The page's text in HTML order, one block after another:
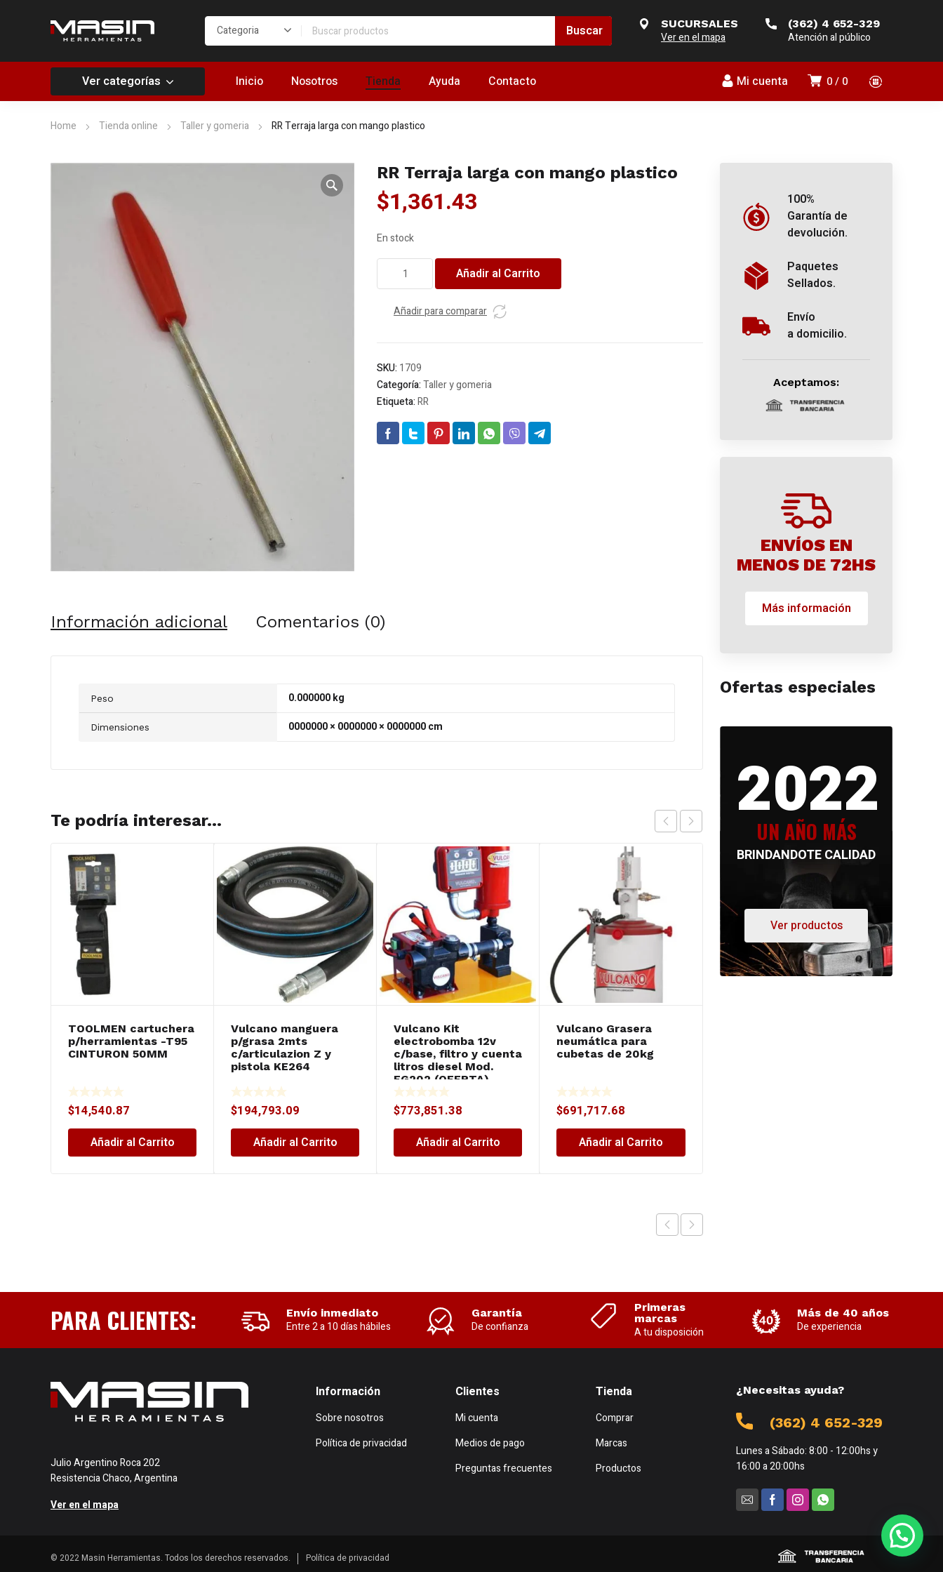
SUCURSALES
Ver en el mapa
(362) 4 652-329
Atención al público
0 0
Mi cuenta
Ver categorías Inicio Nosotros Tienda Ayuda Contacto
Home Tienda online Taller y gomeria RR Terraja larga con mango plastico
RR Terraja larga con mango plastico
$1,361.43
En stock
Terraja
Añadir al Carrito
Añadir para comparar
SKU: 1709
Categoría:Taller y gomeria
Etiqueta:RR
Información adicional Comentarios (0)
Peso 0.000000 kg
Dimensiones 0000000 × 0000000 × 0000000 cm
Te podría interesar...
TOOLMEN cartuchera
p/herramientas -T95
CINTURON 50MM
$14,540.87
Añadir al Carrito
Vulcano manguera
p/grasa 2mts
c/articulazion Z y
pistola KE264
$194,793.09
Añadir al Carrito
Vulcano Kit
electrobomba 12v
c/base, filtro y cuenta
litros diesel Mod.
EG202 (OFERTA)
$773,851.38
Añadir al Carrito
Vulcano Grasera
neumática para
cubetas de 20kg
$691,717.68
Añadir al Carrito
100%
Garantía de
devolución.
Paquetes
Sellados.
Envío
a domicilio.
Aceptamos:
ENVÍOS EN
MENOS DE 72HS
Más información
Ofertas especiales
2022
UN AÑO MÁS
BRINDANDOTE CALIDAD
Ver productos
PARA CLIENTES: Envío inmediato
Entre 2 a 10 días hábiles
Garantía
De confianza
Primeras
marcas
A tu disposición
Más de 40 años
De experiencia
Julio Argentino Roca 202
Resistencia Chaco, Argentina
Ver en el mapa
Información
Sobre nosotros
Política de privacidad
Clientes
Mi cuenta
Medios de pago
Preguntas frecuentes
Tienda
Comprar
Marcas
Productos
¿Necesitas ayuda?
(362) 4 652-329
Lunes a Sábado: 8:00 - 12:00hs y
16:00 a 20:00hs
© 2022 Masin Herramientas. Todos los derechos reservados. Política de privacidad